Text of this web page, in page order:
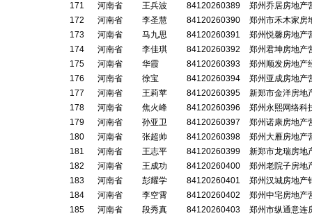
171
河南省 王兵波 84120260389
郑州乔居房地产
172
河南省 李圣慧 84120260390
郑州市禾木家房
173
河南省 马九思 84120260391
郑州悦馨房地产
174
河南省 李佳琪 84120260392
郑州君坤房地产
175
河南省 华霞 84120260393
郑州顺发房地产
176
河南省 徐宝 84120260394
郑州亚成房地产
177
河南省 王莉苹 84120260395
新郑市金洋房地
178
河南省 焦火峰 84120260396
郑州永熙网络科
179
河南省 孙亚卫 84120260397
郑州诺康房地产
180
河南省 张超帅 84120260398
郑州大雁房地产
181
河南省 王志平 84120260399
新郑市龙瑞房地
182
河南省 王成功 84120260400
郑州老院子房地
183
河南省 彭耀学 84120260401
郑州汉城房地产
184
河南省 李空霄 84120260402
郑州中宅房地产
185
河南省 段秀真 84120260403
郑州市纵通意连